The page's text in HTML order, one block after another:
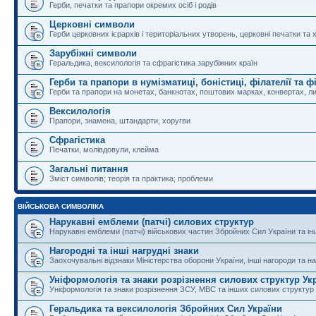
Герби, печатки та прапори окремих осіб і родів
Церковні символи
Герби церковних ієрархів і територіальних утворень, церковні печатки та
Зарубіжні символи
Геральдика, вексилологія та сфрагістика зарубіжних країн
Герби та прапори в нумізматиці, боністиці, філателії та
Герби та прапори на монетах, банкнотах, поштових марках, конвертах,
Вексилологія
Прапори, знамена, штандарти, хоругви
Сфрагістика
Печатки, молівдовули, клейма
Загальні питання
Зміст символів; теорія та практика; проблеми
ВІЙСЬКОВА СИМВОЛІКА
Нарукавні емблеми (патчі) силових структур
Нарукавні емблеми (патчі) військових частин Збройних Сил України та
Нагородні та інші нагрудні знаки
Заохочувальні відзнаки Міністерства оборони України, інші нагороди та
Уніформологія та знаки розрізнення силових структур
Уніформологія та знаки розрізнення ЗСУ, МВС та інших силових структур
Геральдика та вексилологія Збройних Сил України